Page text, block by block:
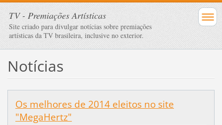
TV - Premiações Artísticas
Site criado para divulgar notícias sobre premiações
artísticas da TV brasileira, inclusive no exterior.
Notícias
Os melhores de 2014 eleitos no site
"MegaHertz"